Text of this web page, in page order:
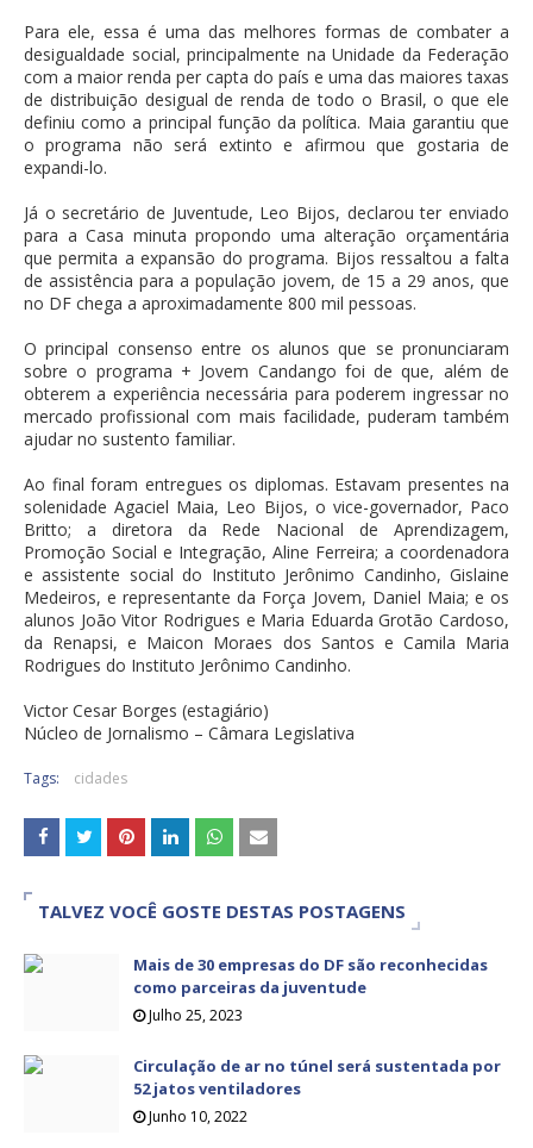
Para ele, essa é uma das melhores formas de combater a
desigualdade social, principalmente na Unidade da Federação
com a maior renda per capta do país e uma das maiores taxas
de distribuição desigual de renda de todo o Brasil, o que ele
definiu como a principal função da política. Maia garantiu que
o programa não será extinto e afirmou que gostaria de
expandi-lo.
Já o secretário de Juventude, Leo Bijos, declarou ter enviado
para a Casa minuta propondo uma alteração orçamentária
que permita a expansão do programa. Bijos ressaltou a falta
de assistência para a população jovem, de 15 a 29 anos, que
no DF chega a aproximadamente 800 mil pessoas.
O principal consenso entre os alunos que se pronunciaram
sobre o programa + Jovem Candango foi de que, além de
obterem a experiência necessária para poderem ingressar no
mercado profissional com mais facilidade, puderam também
ajudar no sustento familiar.
Ao final foram entregues os diplomas. Estavam presentes na
solenidade Agaciel Maia, Leo Bijos, o vice-governador, Paco
Britto; a diretora da Rede Nacional de Aprendizagem,
Promoção Social e Integração, Aline Ferreira; a coordenadora
e assistente social do Instituto Jerônimo Candinho, Gislaine
Medeiros, e representante da Força Jovem, Daniel Maia; e os
alunos João Vitor Rodrigues e Maria Eduarda Grotão Cardoso,
da Renapsi, e Maicon Moraes dos Santos e Camila Maria
Rodrigues do Instituto Jerônimo Candinho.
Victor Cesar Borges (estagiário)
Núcleo de Jornalismo – Câmara Legislativa
Tags: cidades
TALVEZ VOCÊ GOSTE DESTAS POSTAGENS
Mais de 30 empresas do DF são reconhecidas
como parceiras da juventude
Julho 25, 2023
Circulação de ar no túnel será sustentada por
52 jatos ventiladores
Junho 10, 2022